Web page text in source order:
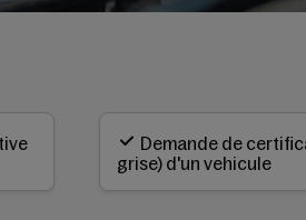
Demande de
grise) d'un vehicule